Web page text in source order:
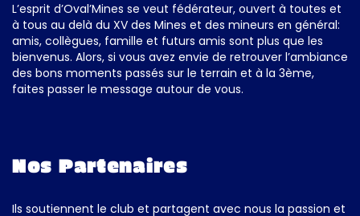
L’esprit d’Oval’Mines se veut fédérateur, ouvert à toutes et
à tous au delà du XV des Mines et des mineurs en général:
amis, collègues, famille et futurs amis sont plus que les
bienvenus. Alors, si vous avez envie de retrouver l’ambiance
des bons moments passés sur le terrain et à la 3ème,
faites passer le message autour de vous.
Nos Partenaires
Ils soutiennent le club et partagent avec nous la passion et